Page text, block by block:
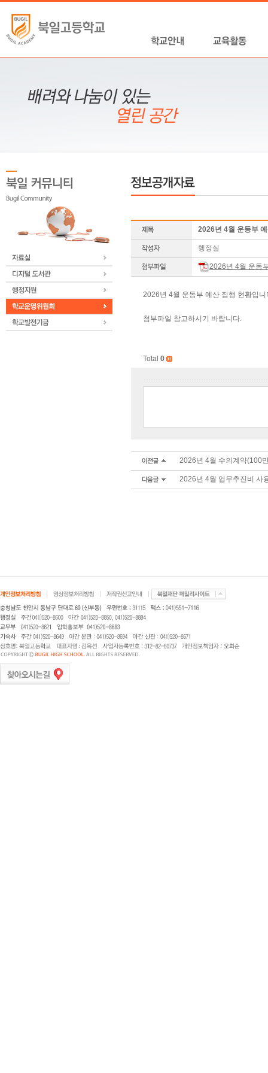
2026년 4월 운동부
행정실
2026년 4월 운동
2026년 4월 운동부 예산 집행 현황입니
첨부파일 참고하시기 바랍니다.
Total 0
2026년 4월 수의계약(100
2026년 4월 업무추진비 사